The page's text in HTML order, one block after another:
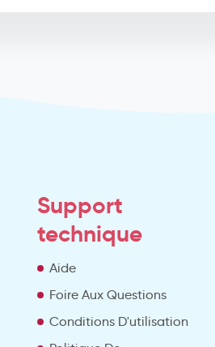
Support
technique
Aide
Foire Aux Questions
Conditions D'utilisation